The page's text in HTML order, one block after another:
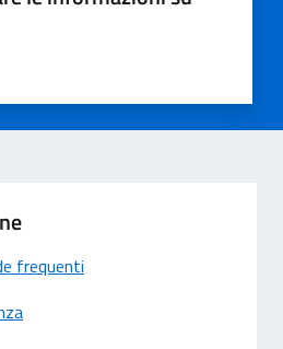
5 stelle su 5
su 5
su 5
frequenti